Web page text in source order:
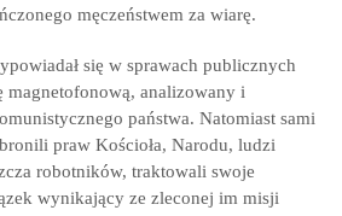
męczeństwem za wiarę.
się w sprawach publicznych
magnetofonową, analizowany i
państwa. Natomiast sami
praw Kościoła, Narodu, ludzi
robotników, traktowali swoje
wynikający ze zleconej im misji